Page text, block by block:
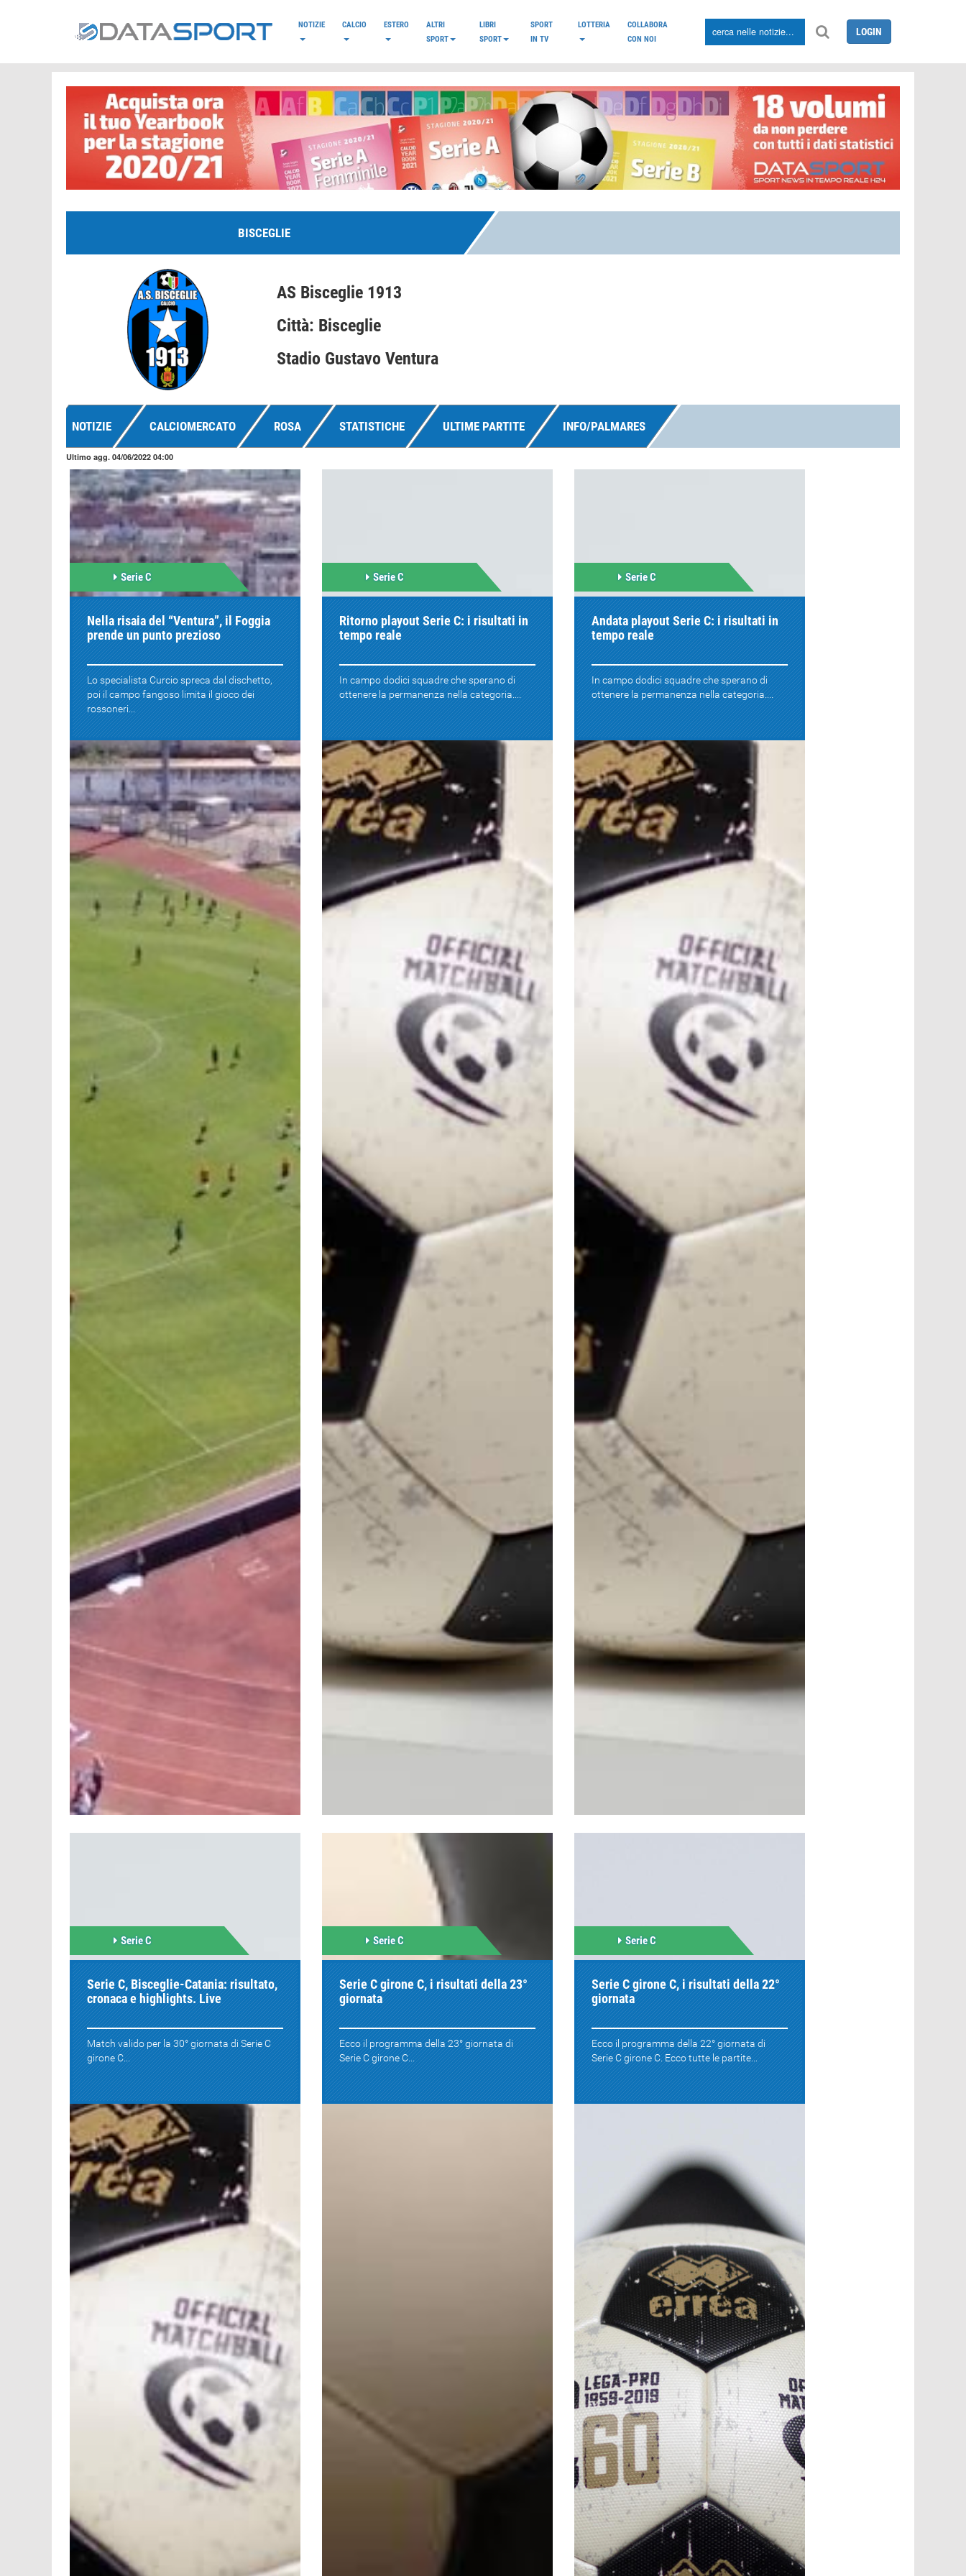
NOTIZIE CALCIO ESTERO
ALTRI
SPORT
LIBRI
SPORT
SPORT
IN TV
LOTTERIA
COLLABORA
CON NOI
LOGIN
BISCEGLIE
AS Bisceglie 1913
Città: Bisceglie
Stadio Gustavo Ventura
NOTIZIE CALCIOMERCATO ROSA STATISTICHE ULTIME PARTITE INFO/PALMARES
Ultimo agg. 04/06/2022 04:00
Serie C
Nella risaia del “Ventura”, il Foggia
prende un punto prezioso
Lo specialista Curcio spreca dal dischetto,
poi il campo fangoso limita il gioco dei
rossoneri...
Serie C
Ritorno playout Serie C: i risultati in
tempo reale
In campo dodici squadre che sperano di
ottenere la permanenza nella categoria....
Serie C
Andata playout Serie C: i risultati in
tempo reale
In campo dodici squadre che sperano di
ottenere la permanenza nella categoria....
Serie C
Serie C, Bisceglie-Catania: risultato,
cronaca e highlights. Live
Match valido per la 30° giornata di Serie C
girone C...
Serie C
Serie C girone C, i risultati della 23°
giornata
Ecco il programma della 23° giornata di
Serie C girone C...
Serie C
Serie C girone C, i risultati della 22°
giornata
Ecco il programma della 22° giornata di
Serie C girone C. Ecco tutte le partite...